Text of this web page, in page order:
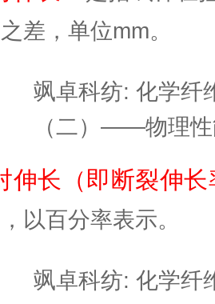
差，单位mm。
长（即断裂伸长
以百分率表示。